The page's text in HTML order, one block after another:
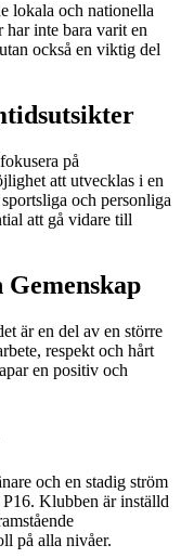
lokala och nationella
har inte bara varit en
också en viktig del
på
att utvecklas i en
och personliga
att gå vidare till
är en del av en större
respekt och hårt
en positiv och
och en stadig ström
Klubben är inställd
på alla nivåer.